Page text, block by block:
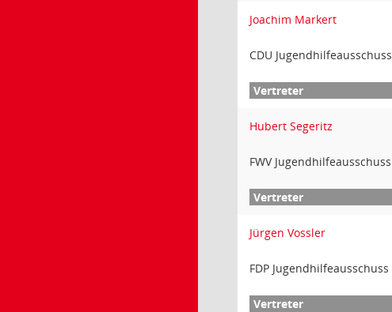
Joachim Markert
CDU Jugendhilfeausschuss
Hubert Segeritz
FWV Jugendhilfeausschuss
Jürgen Vossler
FDP Jugendhilfeausschuss